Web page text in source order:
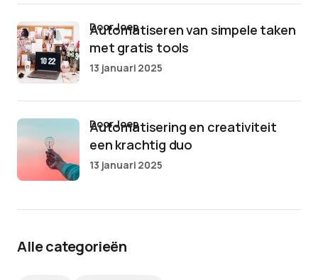
Automatiseren van simpele taken
met gratis tools
door Joep
13 januari 2025
Automatisering en creativiteit
een krachtig duo
door Joep
13 januari 2025
Alle categorieën